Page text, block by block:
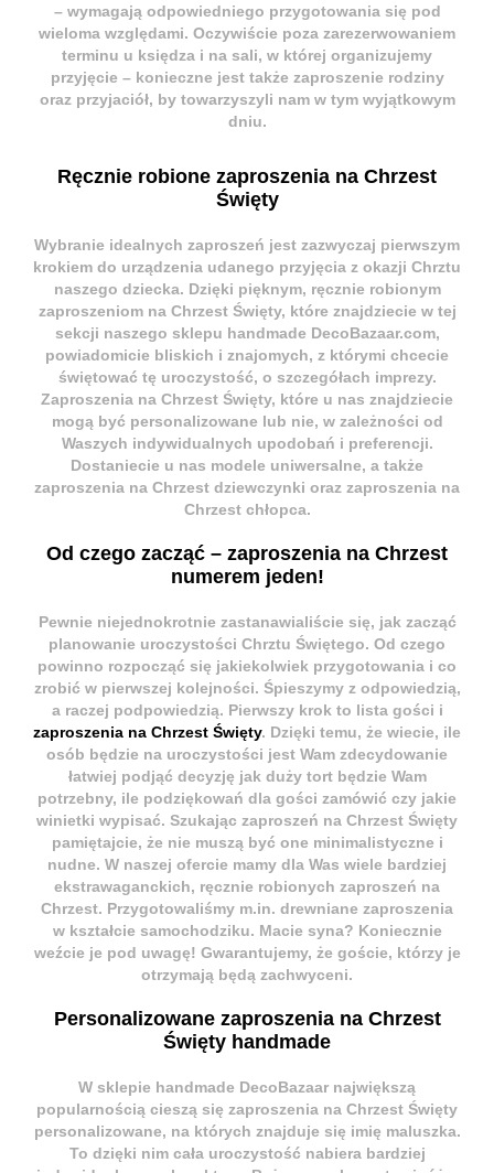
– wymagają odpowiedniego przygotowania się pod
wieloma względami. Oczywiście poza zarezerwowaniem
terminu u księdza i na sali, w której organizujemy
przyjęcie – konieczne jest także zaproszenie rodziny
oraz przyjaciół, by towarzyszyli nam w tym wyjątkowym
dniu.
Ręcznie robione zaproszenia na Chrzest
Święty
Wybranie idealnych zaproszeń jest zazwyczaj pierwszym
krokiem do urządzenia udanego przyjęcia z okazji Chrztu
naszego dziecka. Dzięki pięknym, ręcznie robionym
zaproszeniom na Chrzest Święty, które znajdziecie w tej
sekcji naszego sklepu handmade DecoBazaar.com,
powiadomicie bliskich i znajomych, z którymi chcecie
świętować tę uroczystość, o szczegółach imprezy.
Zaproszenia na Chrzest Święty, które u nas znajdziecie
mogą być personalizowane lub nie, w zależności od
Waszych indywidualnych upodobań i preferencji.
Dostaniecie u nas modele uniwersalne, a także
zaproszenia na Chrzest dziewczynki oraz zaproszenia na
Chrzest chłopca.
Od czego zacząć – zaproszenia na Chrzest
numerem jeden!
Pewnie niejednokrotnie zastanawialiście się, jak zacząć
planowanie uroczystości Chrztu Świętego. Od czego
powinno rozpocząć się jakiekolwiek przygotowania i co
zrobić w pierwszej kolejności. Śpieszymy z odpowiedzią,
a raczej podpowiedzią. Pierwszy krok to lista gości i
zaproszenia na Chrzest Święty. Dzięki temu, że wiecie, ile
osób będzie na uroczystości jest Wam zdecydowanie
łatwiej podjąć decyzję jak duży tort będzie Wam
potrzebny, ile podziękowań dla gości zamówić czy jakie
winietki wypisać. Szukając zaproszeń na Chrzest Święty
pamiętajcie, że nie muszą być one minimalistyczne i
nudne. W naszej ofercie mamy dla Was wiele bardziej
ekstrawaganckich, ręcznie robionych zaproszeń na
Chrzest. Przygotowaliśmy m.in. drewniane zaproszenia
w kształcie samochodziku. Macie syna? Koniecznie
weźcie je pod uwagę! Gwarantujemy, że goście, którzy je
otrzymają będą zachwyceni.
Personalizowane zaproszenia na Chrzest
Święty handmade
W sklepie handmade DecoBazaar największą
popularnością cieszą się zaproszenia na Chrzest Święty
personalizowane, na których znajduje się imię maluszka.
To dzięki nim cała uroczystość nabiera bardziej